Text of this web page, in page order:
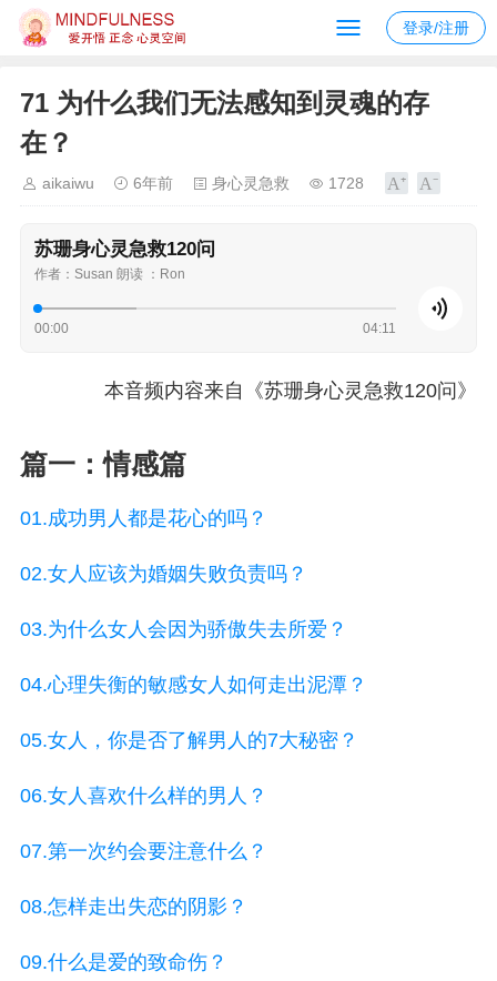
登录/注册
71 为什么我们无法感知到灵魂的存
在？
aikaiwu 6年前 身心灵急救 1728
苏珊身心灵急救120问
作者：Susan 朗读 ：Ron
00:00 04:11
本音频内容来自《苏珊身心灵急救120问》
篇一：情感篇
01.成功男人都是花心的吗？
02.女人应该为婚姻失败负责吗？
03.为什么女人会因为骄傲失去所爱？
04.心理失衡的敏感女人如何走出泥潭？
05.女人，你是否了解男人的7大秘密？
06.女人喜欢什么样的男人？
07.第一次约会要注意什么？
08.怎样走出失恋的阴影？
09.什么是爱的致命伤？